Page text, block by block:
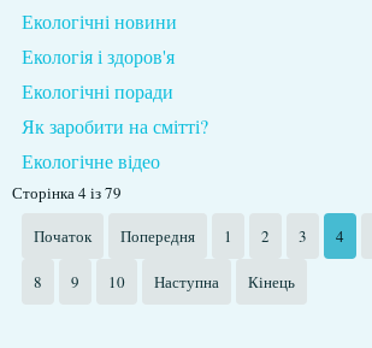
Екологічні новини
Екологія і здоров'я
Екологічні поради
Як заробити на смітті?
Екологічне відео
Сторінка 4 із 79
Початок
Попередня 1 2 3 4
8 9 10 Наступна Кінець